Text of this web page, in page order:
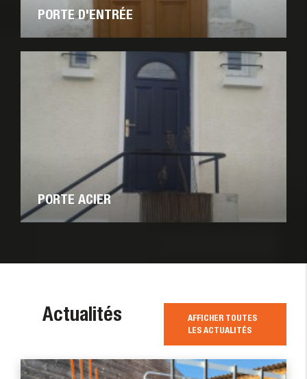
PORTE D'ENTRÉE
PORTE ACIER
Actualités
AFFICHER TOUTES
LES ACTUALITÉS